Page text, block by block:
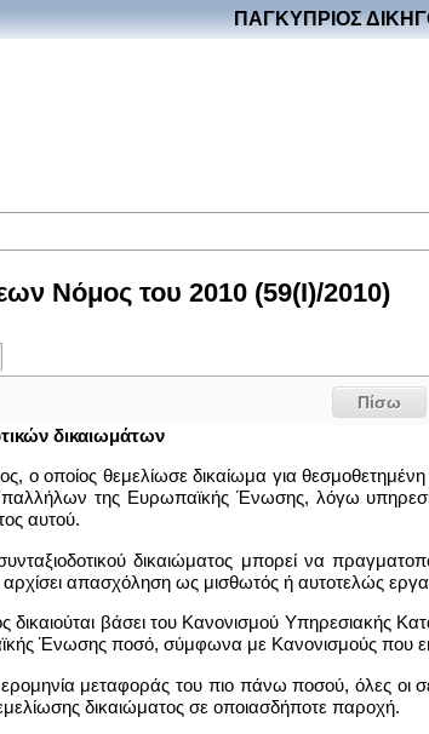
ΠΑΓΚΥΠΡΙΟΣ
Νόμος του 2010 (59(I)/2010)
Πίσω
δικαιωμάτων
ο οποίος θεμελίωσε δικαίωμα για
της Ευρωπαϊκής Ένωσης, λόγω
αυτού.
δικαιώματος μπορεί να
αρχίσει απασχόληση ως μισθωτός ή αυτοτελώς
δικαιούται βάσει του Κανονισμού Υπηρεσιακής
Ένωσης ποσό, σύμφωνα με Κανονισμούς που
μεταφοράς του πιο πάνω ποσού, όλες οι
δικαιώματος σε οποιασδήποτε παροχή.